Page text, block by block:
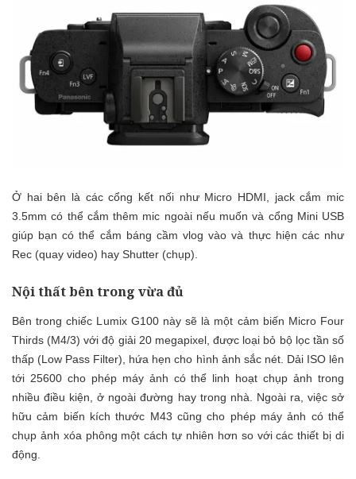
Ở hai bên là các cổng kết nối như Micro HDMI, jack cắm mic
3.5mm có thể cắm thêm mic ngoài nếu muốn và cổng Mini USB
giúp bạn có thể cắm báng cầm vlog vào và thực hiện các như
Rec (quay video) hay Shutter (chụp).
Nội thất bên trong vừa đủ
Bên trong chiếc Lumix G100 này sẽ là một cảm biến Micro Four
Thirds (M4/3) với độ giải 20 megapixel, được loại bỏ bộ lọc tần số
thấp (Low Pass Filter), hứa hẹn cho hình ảnh sắc nét. Dải ISO lên
tới 25600 cho phép máy ảnh có thể linh hoạt chụp ảnh trong
nhiều điều kiện, ở ngoài đường hay trong nhà. Ngoài ra, việc sở
hữu cảm biến kích thước M43 cũng cho phép máy ảnh có thể
chụp ảnh xóa phông một cách tự nhiên hơn so với các thiết bị di
động.